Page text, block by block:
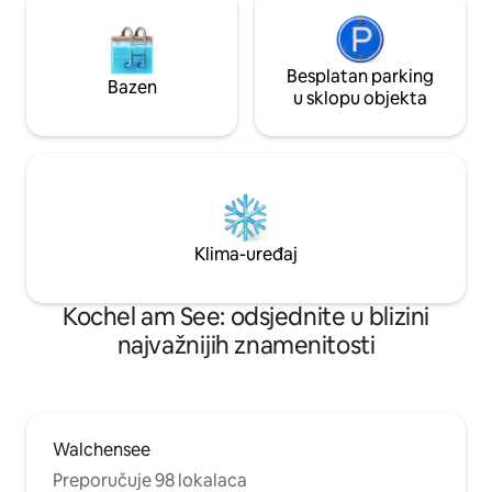
Bazen
Besplatan parking
u sklopu objekta
Klima-uređaj
Kochel am See: odsjednite u blizini
najvažnijih znamenitosti
Walchensee
Preporučuje 98 lokalaca